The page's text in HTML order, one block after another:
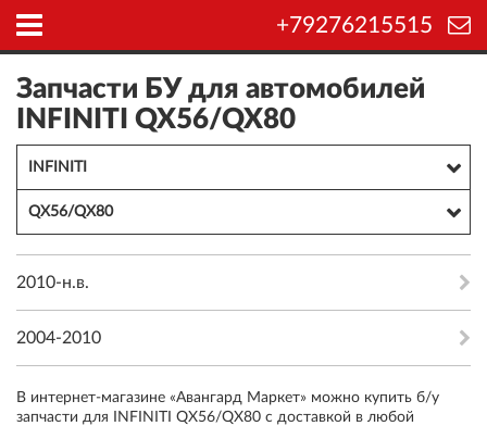
+79276215515
Запчасти БУ для автомобилей
INFINITI QX56/QX80
INFINITI
QX56/QX80
2010-н.в.
2004-2010
В интернет-магазине «Авангард Маркет» можно купить б/у
запчасти для INFINITI QX56/QX80 с доставкой в любой